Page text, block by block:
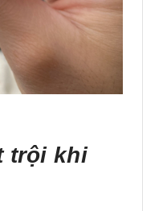
trội khi